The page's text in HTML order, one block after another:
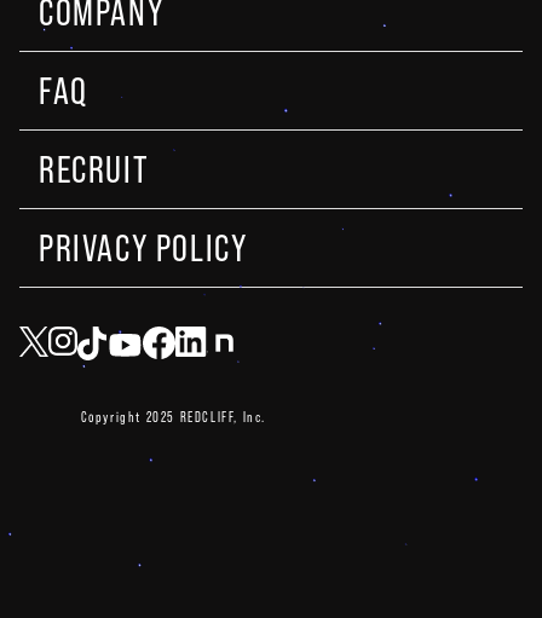
COMPANY
FAQ
RECRUIT
PRIVACY POLICY
Copyright 2025 REDCLIFF, Inc.